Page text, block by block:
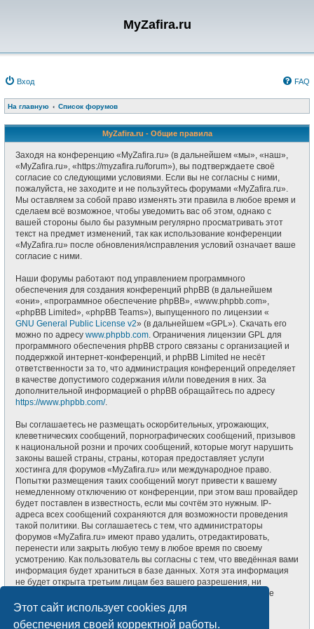
Этот сайт использует cookies для
обеспечения своей корректной работы.
MyZafira.ru
Вход FAQ
На главную Список форумов
MyZafira.ru - Общие правила
Заходя на конференцию «MyZafira.ru» (в дальнейшем «мы», «наш»,
«MyZafira.ru», «https://myzafira.ru/forum»), вы подтверждаете своё
согласие со следующими условиями. Если вы не согласны с ними,
пожалуйста, не заходите и не пользуйтесь форумами «MyZafira.ru».
Мы оставляем за собой право изменять эти правила в любое время и
сделаем всё возможное, чтобы уведомить вас об этом, однако с
вашей стороны было бы разумным регулярно просматривать этот
текст на предмет изменений, так как использование конференции
«MyZafira.ru» после обновления/исправления условий означает ваше
согласие с ними.
Наши форумы работают под управлением программного
обеспечения для создания конференций phpBB (в дальнейшем
«они», «программное обеспечение phpBB», «www.phpbb.com»,
«phpBB Limited», «phpBB Teams»), выпущенного по лицензии «
GNU General Public License v2» (в дальнейшем «GPL»). Скачать его
можно по адресу www.phpbb.com. Ограничения лицензии GPL для
программного обеспечения phpBB строго связаны с организацией и
поддержкой интернет-конференций, и phpBB Limited не несёт
ответственности за то, что администрация конференций определяет
в качестве допустимого содержания и/или поведения в них. За
дополнительной информацией о phpBB обращайтесь по адресу
https://www.phpbb.com/.
Вы соглашаетесь не размещать оскорбительных, угрожающих,
клеветнических сообщений, порнографических сообщений, призывов
к национальной розни и прочих сообщений, которые могут нарушить
законы вашей страны, страны, которая предоставляет услуги
хостинга для форумов «MyZafira.ru» или международное право.
Попытки размещения таких сообщений могут привести к вашему
немедленному отключению от конференции, при этом ваш провайдер
будет поставлен в известность, если мы сочтём это нужным. IP-
адреса всех сообщений сохраняются для возможности проведения
такой политики. Вы соглашаетесь с тем, что администраторы
форумов «MyZafira.ru» имеют право удалить, отредактировать,
перенести или закрыть любую тему в любое время по своему
усмотрению. Как пользователь вы согласны с тем, что введённая вами
информация будет храниться в базе данных. Хотя эта информация
не будет открыта третьим лицам без вашего разрешения, ни
администрация конференции «MyZafira.ru», ни phpBB Limited не
может быть ответственна за действия хакеров, которые могут
привести к несанкционированному доступу к ней.